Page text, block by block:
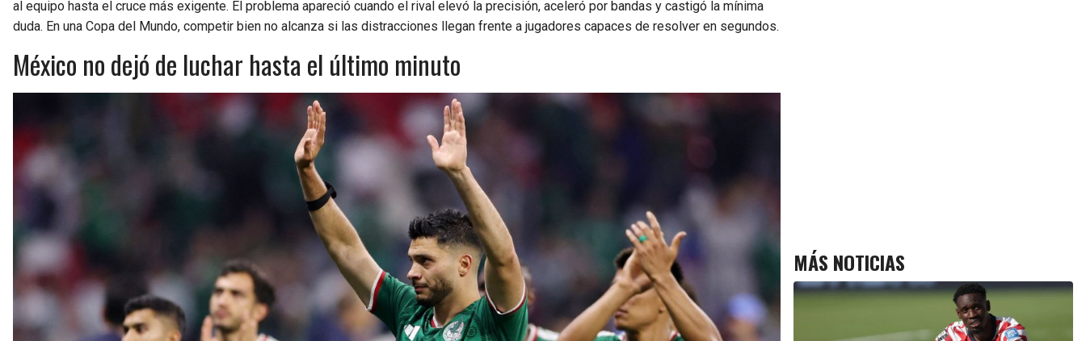
al equipo hasta el cruce más exigente. El problema apareció cuando el rival elevó la precisión, aceleró por bandas y castigó la mínima
duda. En una Copa del Mundo, competir bien no alcanza si las distracciones llegan frente a jugadores capaces de resolver en segundos.
México no dejó de luchar hasta el último minuto
MÁS NOTICIAS